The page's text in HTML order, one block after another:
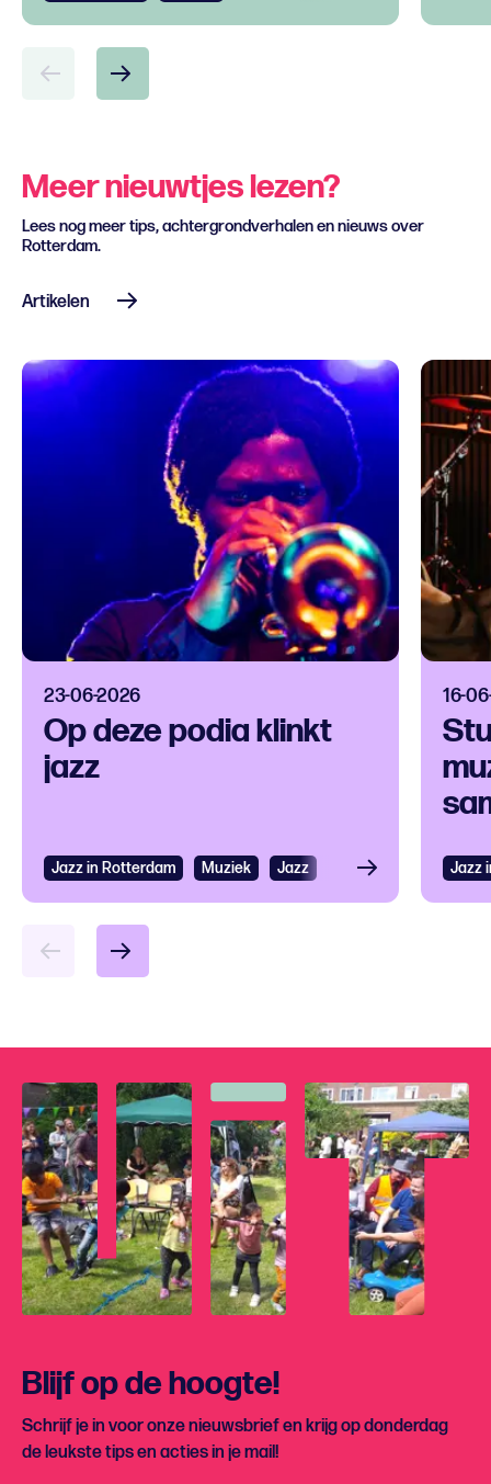
Meer nieuwtjes lezen?
Lees nog meer tips, achtergrondverhalen en nieuws over
Rotterdam.
Artikelen
23-06-2026
Op deze podia klinkt
jazz
Jazz in Rotterdam Muziek Jazz
16-
Jazz
Bekijken
Blijf op de hoogte!
Schrijf je in voor onze nieuwsbrief en krijg op donderdag
de leukste tips en acties in je mail!